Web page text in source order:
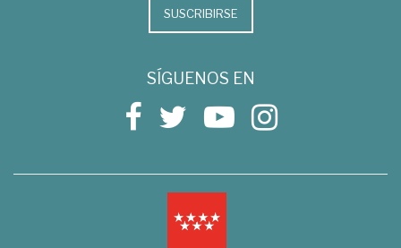
SUSCRIBIRSE
SÍGUENOS EN